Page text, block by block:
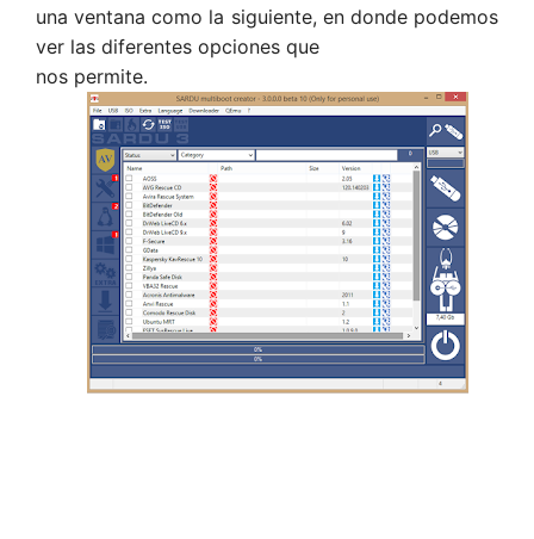
una ventana como la siguiente, en donde podemos
ver las diferentes opciones que
nos permite.